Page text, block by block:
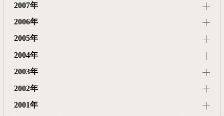
2007年
2006年
2005年
2004年
2003年
2002年
2001年